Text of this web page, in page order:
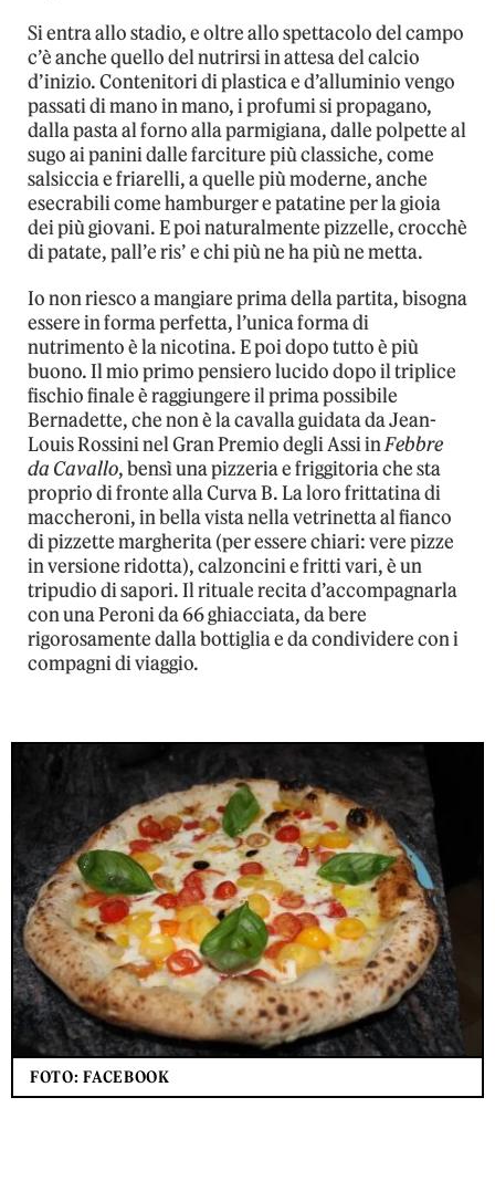
Si entra allo stadio, e oltre allo spettacolo del campo
c’è anche quello del nutrirsi in attesa del calcio
d’inizio. Contenitori di plastica e d’alluminio vengo
passati di mano in mano, i profumi si propagano,
dalla pasta al forno alla parmigiana, dalle polpette al
sugo ai panini dalle farciture più classiche, come
salsiccia e friarelli, a quelle più moderne, anche
esecrabili come hamburger e patatine per la gioia
dei più giovani. E poi naturalmente pizzelle, crocchè
di patate, pall’e ris’ e chi più ne ha più ne metta.
Io non riesco a mangiare prima della partita, bisogna
essere in forma perfetta, l’unica forma di
nutrimento è la nicotina. E poi dopo tutto è più
buono. Il mio primo pensiero lucido dopo il triplice
fischio finale è raggiungere il prima possibile
Bernadette, che non è la cavalla guidata da Jean-
Louis Rossini nel Gran Premio degli Assi inFebbre
da Cavallo, bensì una pizzeria e friggitoria che sta
proprio di fronte alla Curva B. La loro frittatina di
maccheroni, in bella vista nella vetrinetta al fianco
di pizzette margherita (per essere chiari: vere pizze
in versione ridotta), calzoncini e fritti vari, è un
tripudio di sapori. Il rituale recita d’accompagnarla
con una Peroni da 66 ghiacciata, da bere
rigorosamente dalla bottiglia e da condividere con i
compagni di viaggio.
FOTO: FACEBOOK